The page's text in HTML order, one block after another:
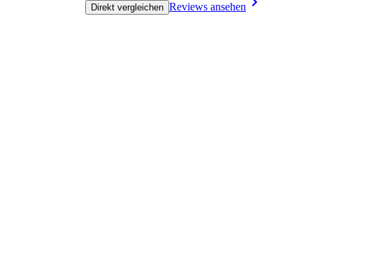
Direkt vergleichen Reviews ansehen